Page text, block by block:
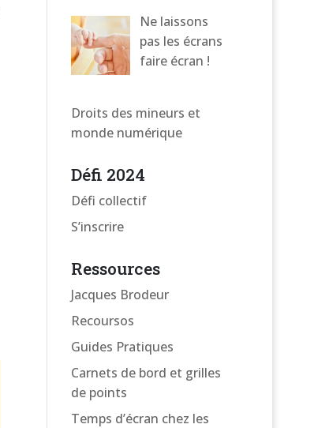
Ne laissons
pas les écrans
faire écran !
Droits des mineurs et
monde numérique
Défi 2024
Défi collectif
S’inscrire
Ressources
Jacques Brodeur
Recoursos
Guides Pratiques
Carnets de bord et grilles
de points
Temps d’écran chez les